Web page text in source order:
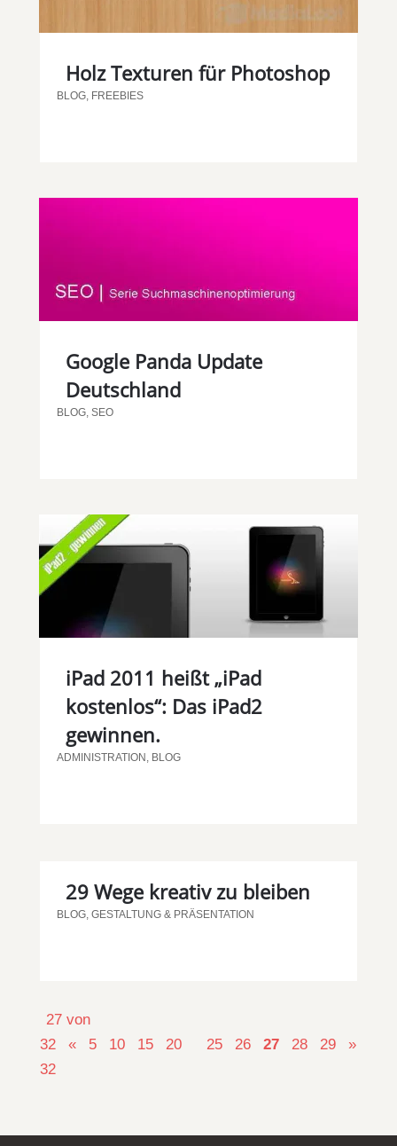
Holz Texturen für Photoshop
BLOG, FREEBIES
Google Panda Update
Deutschland
BLOG, SEO
iPad 2011 heißt „iPad
kostenlos“: Das iPad2
gewinnen.
ADMINISTRATION , BLOG
29 Wege kreativ zu bleiben
BLOG, GESTALTUNG & PRÄSENTATION
27 von
32
« 5 10 15 20 25 26 27 28 29
»
32